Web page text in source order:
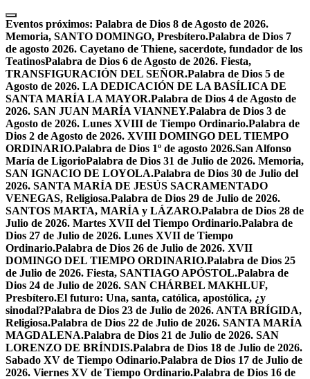
Skip
to
content
Eventos próximos: Palabra de Dios 8 de Agosto de 2026.
Memoria, SANTO DOMINGO, Presbítero.Palabra de Dios 7
de agosto 2026. Cayetano de Thiene, sacerdote, fundador de los
TeatinosPalabra de Dios 6 de Agosto de 2026. Fiesta,
TRANSFIGURACIÓN DEL SEÑOR.Palabra de Dios 5 de
Agosto de 2026. LA DEDICACIÓN DE LA BASÍLICA DE
SANTA MARÍA LA MAYOR.Palabra de Dios 4 de Agosto de
2026. SAN JUAN MARÍA VIANNEY.Palabra de Dios 3 de
Agosto de 2026. Lunes XVIII de Tiempo Ordinario.Palabra de
Dios 2 de Agosto de 2026. XVIII DOMINGO DEL TIEMPO
ORDINARIO.Palabra de Dios 1º de agosto 2026.San Alfonso
María de LigorioPalabra de Dios 31 de Julio de 2026. Memoria,
SAN IGNACIO DE LOYOLA.Palabra de Dios 30 de Julio del
2026. SANTA MARÍA DE JESÚS SACRAMENTADO
VENEGAS, Religiosa.Palabra de Dios 29 de Julio de 2026.
SANTOS MARTA, MARÍA y LÁZARO.Palabra de Dios 28 de
Julio de 2026. Martes XVII del Tiempo Ordinario.Palabra de
Dios 27 de Julio de 2026. Lunes XVII de Tiempo
Ordinario.Palabra de Dios 26 de Julio de 2026. XVII
DOMINGO DEL TIEMPO ORDINARIO.Palabra de Dios 25
de Julio de 2026. Fiesta, SANTIAGO APÓSTOL.Palabra de
Dios 24 de Julio de 2026. SAN CHÁRBEL MAKHLUF,
Presbítero.El futuro: Una, santa, católica, apostólica, ¿y
sinodal?Palabra de Dios 23 de Julio de 2026. ANTA BRÍGIDA,
Religiosa.Palabra de Dios 22 de Julio de 2026. SANTA MARÍA
MAGDALENA.Palabra de Dios 21 de Julio de 2026. SAN
LORENZO DE BRÍNDIS.Palabra de Dios 18 de Julio de 2026.
Sabado XV de Tiempo Odinario.Palabra de Dios 17 de Julio de
2026. Viernes XV de Tiempo Ordinario.Palabra de Dios 16 de